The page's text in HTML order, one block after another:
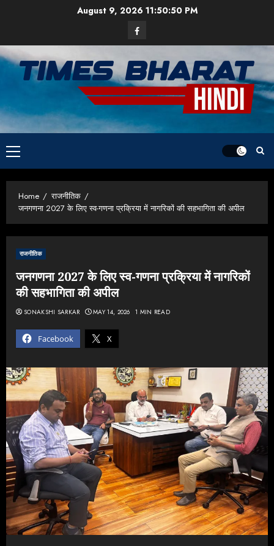
August 9, 2026 11:50:50 PM
Facebook
Primary
Menu
Home
राजनीतिक
जनगणना 2027 के लिए स्व-गणना प्रक्रिया में नागरिकों की सहभागिता की अपील
राजनीतिक
जनगणना 2027 के लिए स्व-गणना प्रक्रिया में नागरिकों
की सहभागिता की अपील
Facebook X
SONAKSHI SARKAR MAY 14, 2026 1 MIN READ